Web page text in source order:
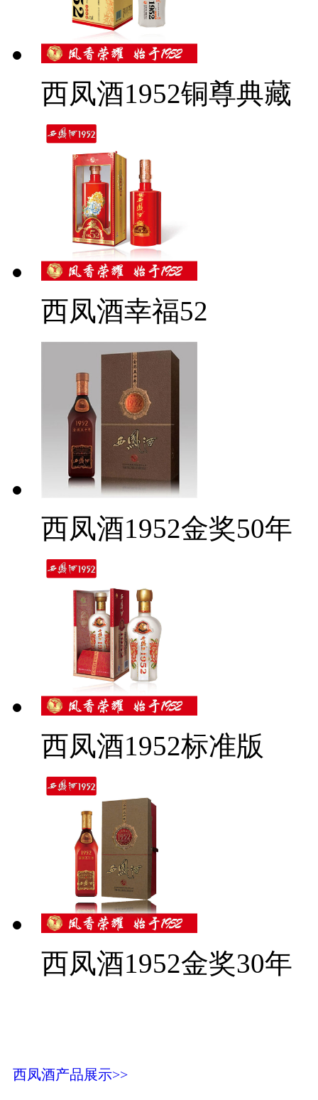
西凤酒1952铜尊典藏
西凤酒幸福52
西凤酒1952金奖50年
西凤酒1952标准版
西凤酒1952金奖30年
西凤酒产品展示>>